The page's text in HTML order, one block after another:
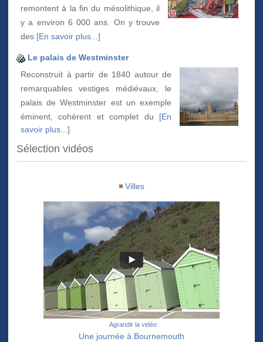
remontent à la fin du mésolithique, il
y a environ 6 000 ans. On y trouve
des [En savoir plus...]
Le palais de Westminster
Reconstruit à partir de 1840 autour de
remarquables vestiges médiévaux, le
palais de Westminster est un exemple
éminent, cohérent et complet du [En
savoir plus...]
Sélection vidéos
Villes
Agrandir la vidéo
Une journée à Bournemouth